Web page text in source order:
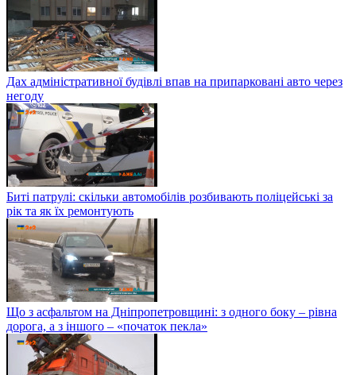
Дах адміністративної будівлі впав на припарковані авто через
негоду
Биті патрулі: скільки автомобілів розбивають поліцейські за
рік та як їх ремонтують
Що з асфальтом на Дніпропетровщині: з одного боку – рівна
дорога, а з іншого – «початок пекла»